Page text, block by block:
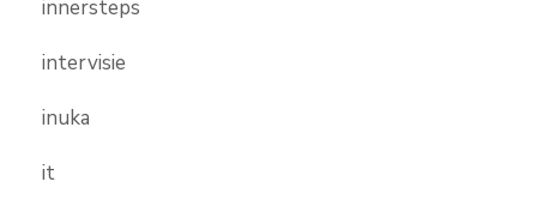
innersteps
intervisie
inuka
it